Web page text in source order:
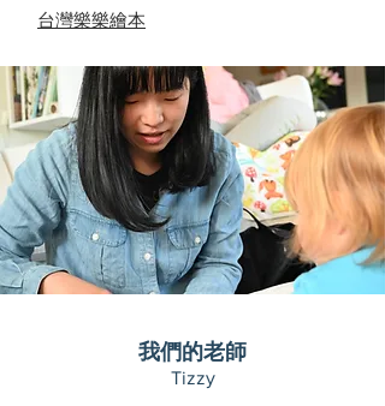
台灣樂樂繪本
我們的老師
Tizzy